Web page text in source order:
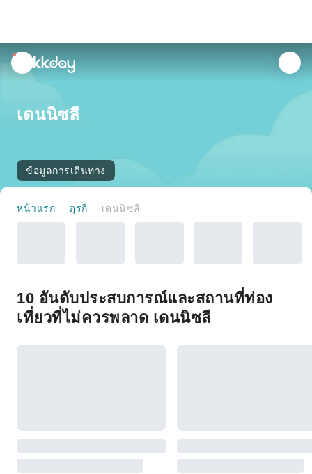
unread
notifications
เดนนิซลี
ข้อมูลการเดินทาง
หน้าแรก ตุรกี เดนนิซลี
10 อันดับประสบการณ์และสถานที่ท่อง
เที่ยวที่ไม่ควรพลาด เดนนิซลี